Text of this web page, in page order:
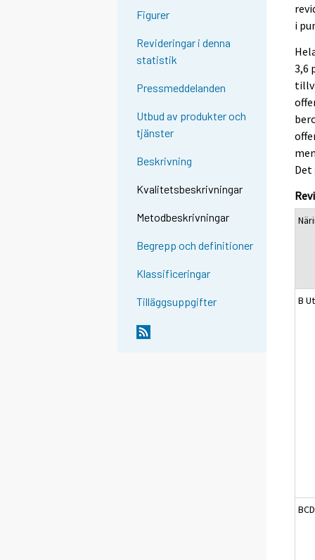
Figurer
Revideringar i denna
statistik
Pressmeddelanden
Utbud av produkter och
tjänster
Beskrivning
Kvalitetsbeskrivningar
Metodbeskrivningar
Begrepp och definitioner
Klassificeringar
Tilläggsuppgifter
i
3,6
Det
B